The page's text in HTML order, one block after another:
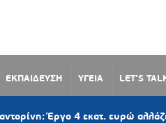
ΕΚΠΑΙΔΕΥΣΗ ΥΓΕΙΑ LET’S
4 εκατ. ευρώ αλλάζει το